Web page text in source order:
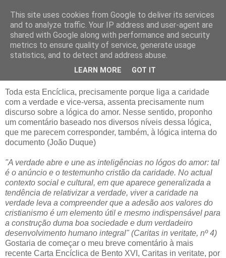
Caritas in veritate
14 julho 2009
A Lógica da Caridade
Toda esta Encíclica, precisamente porque liga a caridade
com a verdade e vice-versa, assenta precisamente num
discurso sobre a lógica do amor. Nesse sentido, proponho
um comentário baseado nos diversos níveis dessa lógica,
que me parecem corresponder, também, à lógica interna do
documento (João Duque)
"A verdade abre e une as inteligências no lógos do amor: tal
é o anúncio e o testemunho cristão da caridade. No actual
contexto social e cultural, em que aparece generalizada a
tendência de relativizar a verdade, viver a caridade na
verdade leva a compreender que a adesão aos valores do
cristianismo é um elemento útil e mesmo indispensável para
a construção duma boa sociedade e dum verdadeiro
desenvolvimento humano integral" (Caritas in veritate, nº 4)
Gostaria de começar o meu breve comentário à mais
recente Carta Encíclica de Bento XVI, Caritas in veritate, por
This site uses cookies from Google to deliver its services
and to analyze traffic. Your IP address and user-agent are
shared with Google along with performance and security
metrics to ensure quality of service, generate usage
statistics, and to detect and address abuse.
LEARN MORE GOT IT